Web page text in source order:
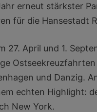
erneut stärkster
für die Hansestadt
April und 1.
und Danzig.
echten Highlight:
New York.